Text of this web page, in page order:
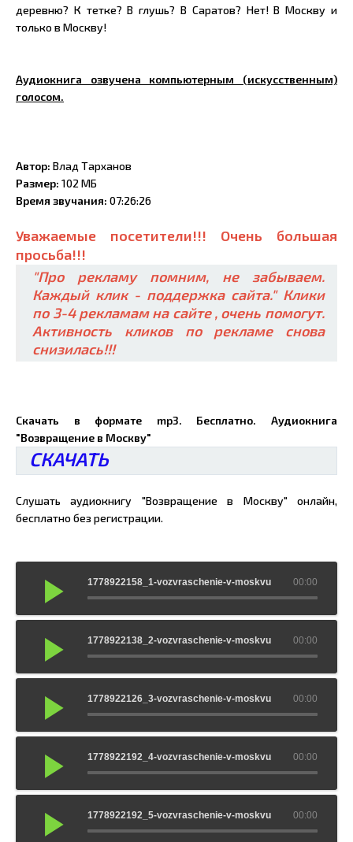
деревню? К тетке? В глушь? В Саратов? Нет! В Москву и
только в Москву!
Аудиокнига озвучена компьютерным (искусственным)
голосом.
Автор: Влад Тарханов
Размер: 102 МБ
Время звучания: 07:26:26
Уважаемые посетители!!! Очень большая
просьба!!!
"Про рекламу помним, не забываем.
Каждый клик - поддержка сайта." Клики
по 3-4 рекламам на сайте , очень помогут.
Активность кликов по рекламе снова
снизилась!!!
Скачать в формате mp3. Бесплатно. Аудиокнига
"Возвращение в Москву"
СКАЧАТЬ
Слушать аудиокнигу "Возвращение в Москву" онлайн,
бесплатно без регистрации.
00:00
1778922158_1-vozvraschenie-v-moskvu
00:00
1778922138_2-vozvraschenie-v-moskvu
00:00
1778922126_3-vozvraschenie-v-moskvu
00:00
1778922192_4-vozvraschenie-v-moskvu
00:00
1778922192_5-vozvraschenie-v-moskvu